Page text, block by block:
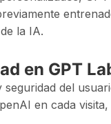
la IA.
en GPT
del
en cada